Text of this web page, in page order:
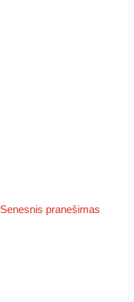
Senesnis pranešimas